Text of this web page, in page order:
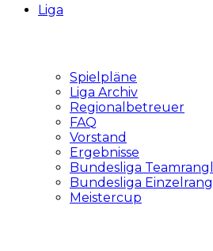
Liga
Spielpläne
Liga Archiv
Regionalbetreuer
FAQ
Vorstand
Ergebnisse
Bundesliga
Bundesliga
Meistercup